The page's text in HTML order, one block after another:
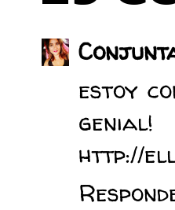
estoy
genial!
http://